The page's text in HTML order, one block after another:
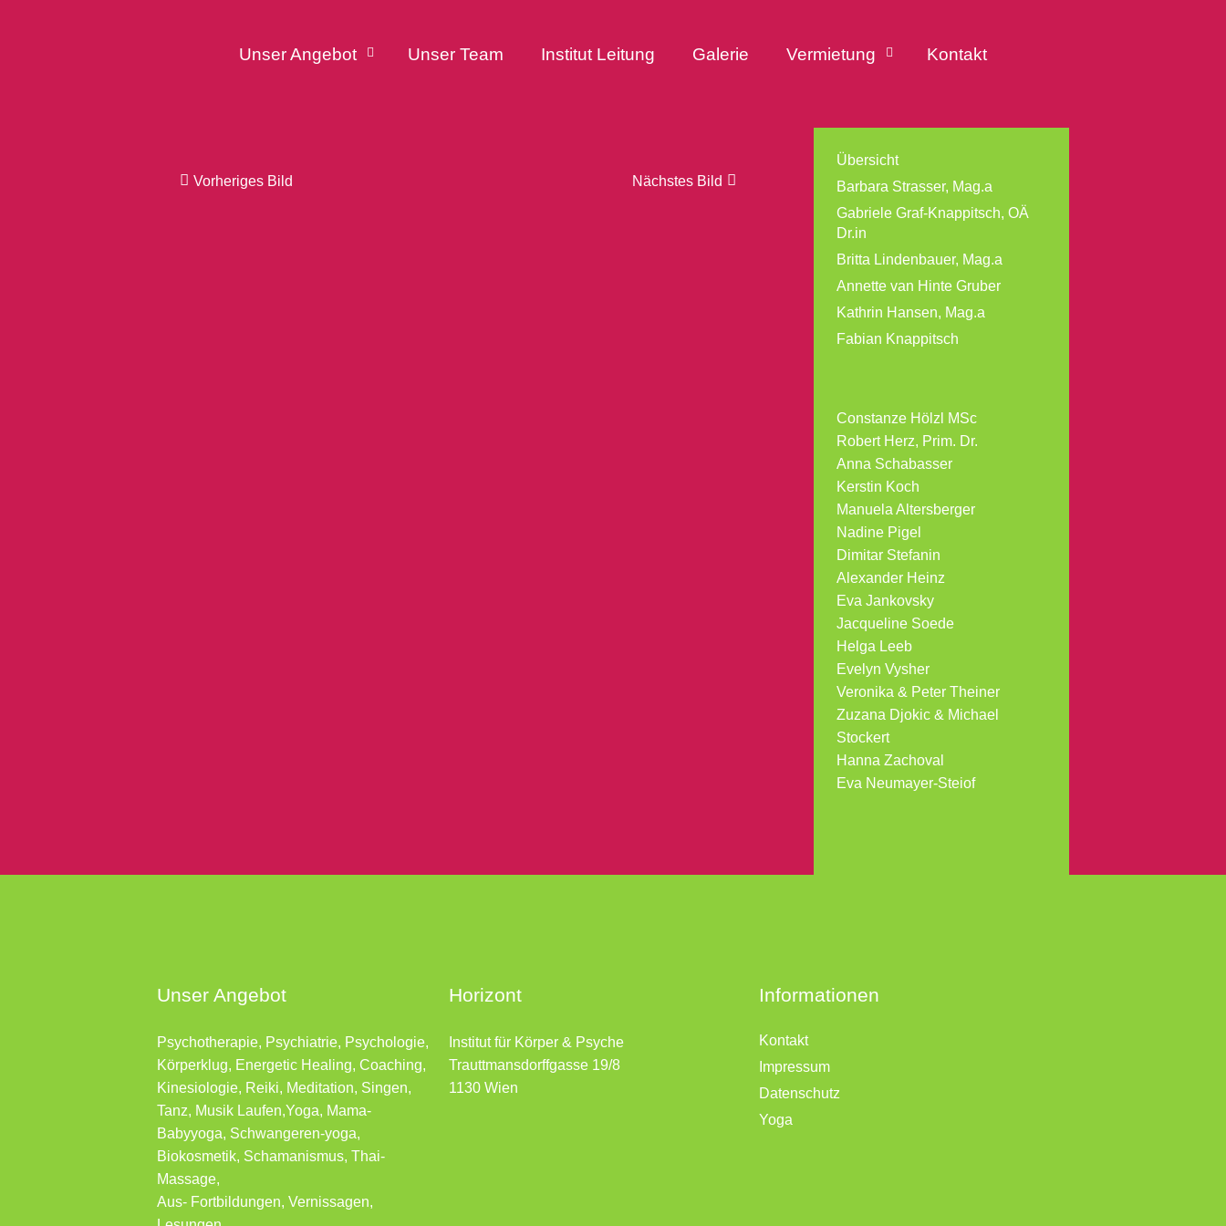
Unser Angebot Unser Team Institut Leitung Galerie Vermietung Kontakt
Nächstes Bild
Vorheriges Bild
Übersicht
Barbara Strasser, Mag.a
Gabriele Graf-Knappitsch, OÄ
Dr.in
Britta Lindenbauer, Mag.a
Annette van Hinte Gruber
Kathrin Hansen, Mag.a
Fabian Knappitsch
Constanze Hölzl MSc
Robert Herz, Prim. Dr.
Anna Schabasser
Kerstin Koch
Manuela Altersberger
Nadine Pigel
Dimitar Stefanin
Alexander Heinz
Eva Jankovsky
Jacqueline Soede
Helga Leeb
Evelyn Vysher
Veronika & Peter Theiner
Zuzana Djokic & Michael
Stockert
Hanna Zachoval
Eva Neumayer-Steiof
Unser Angebot
Psychotherapie, Psychiatrie, Psychologie,
Körperklug, Energetic Healing, Coaching,
Kinesiologie, Reiki, Meditation, Singen,
Tanz, Musik Laufen,Yoga, Mama-
Babyyoga, Schwangeren-yoga,
Biokosmetik, Schamanismus, Thai-
Massage,
Aus- Fortbildungen, Vernissagen,
Horizont
Institut für Körper & Psyche
Trauttmansdorffgasse 19/8
1130 Wien
Informationen
Kontakt
Impressum
Datenschutz
Yoga